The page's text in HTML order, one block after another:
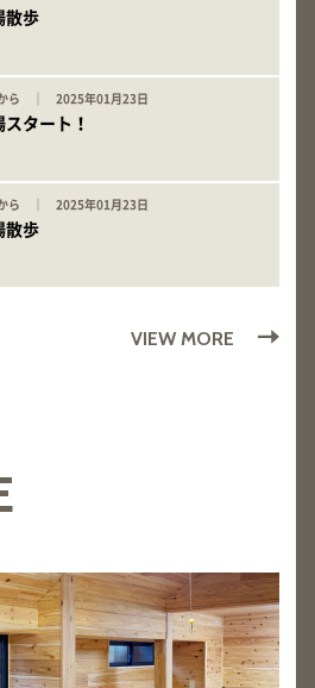
散歩
ら ｜ 2025年01月23日
スタート！
ら ｜ 2025年01月23日
散歩
VIEW MORE